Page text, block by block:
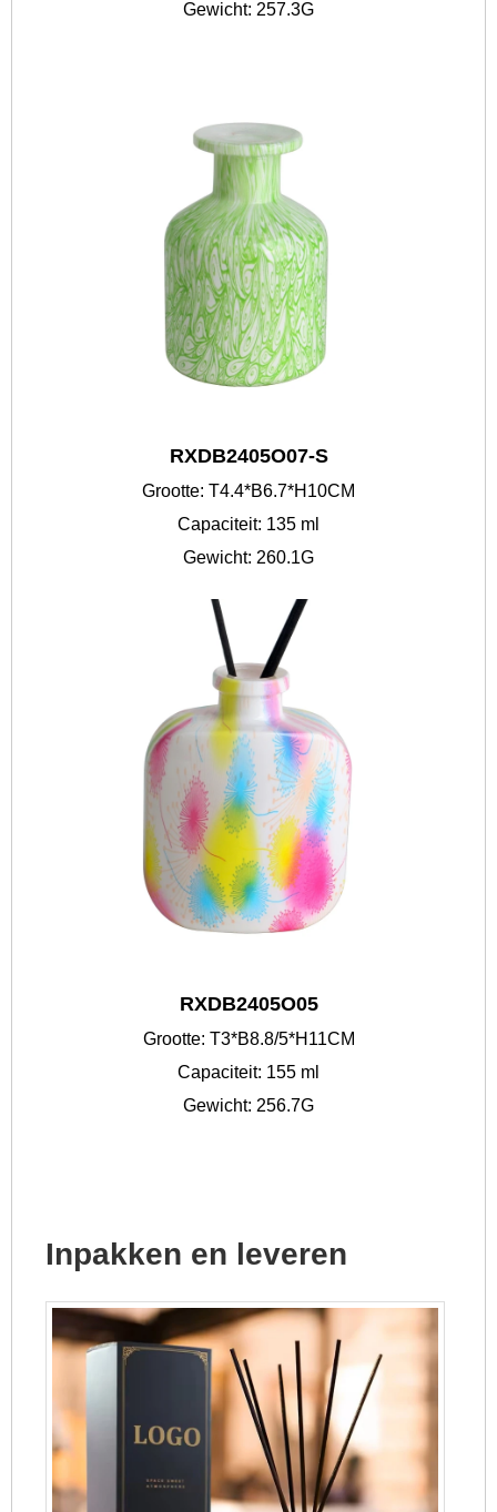
Gewicht: 257.3G
RXDB2405O07-S
Grootte: T4.4*B6.7*H10CM
Capaciteit: 135 ml
Gewicht: 260.1G
RXDB2405O05
Grootte: T3*B8.8/5*H11CM
Capaciteit: 155 ml
Gewicht: 256.7G
Inpakken en leveren